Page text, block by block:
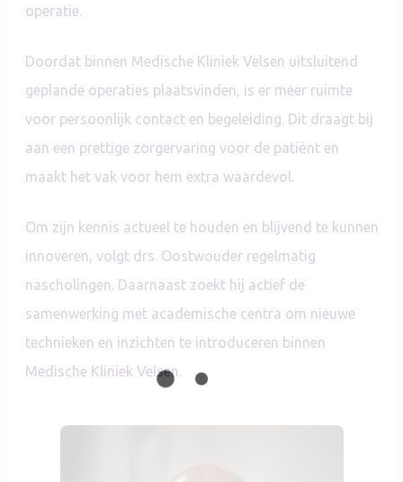
operatie.
Doordat binnen Medische Kliniek Velsen uitsluitend
geplande operaties plaatsvinden, is er meer ruimte
voor persoonlijk contact en begeleiding. Dit draagt bij
aan een prettige zorgervaring voor de patiënt en
maakt het vak voor hem extra waardevol.
Om zijn kennis actueel te houden en blijvend te kunnen
innoveren, volgt drs. Oostwouder regelmatig
nascholingen. Daarnaast zoekt hij actief de
samenwerking met academische centra om nieuwe
technieken en inzichten te introduceren binnen
Medische Kliniek Velsen.